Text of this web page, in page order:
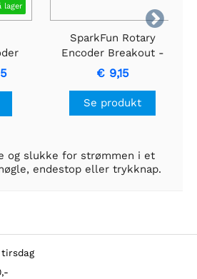

lager
SparkFun Rotary
Encoder Breakout -
Oplyst (RG/RGB)
€ 9,15
Se produkt
og slukke for strømmen i et
endestop eller trykknap.